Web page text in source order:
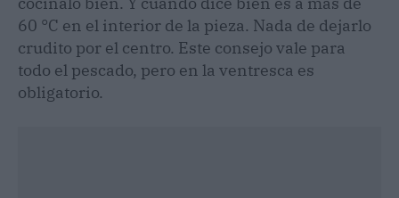
60 °C en el interior de la pieza. Nada de dejarlo
crudito por el centro. Este consejo vale para
todo el pescado, pero en la ventresca es
obligatorio.